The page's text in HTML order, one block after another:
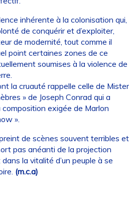
inhérente à la colonisation qui,
de conquérir et d’exploiter,
de modernité, tout comme il
point certaines zones de ce
soumises à la violence de
la cruauté rappelle celle de Mister
» de Joseph Conrad qui a
exigée de Marlon
».
de scènes souvent terribles et
pas anéanti de la projection
la vitalité d’un peuple à se
(m.c.a)